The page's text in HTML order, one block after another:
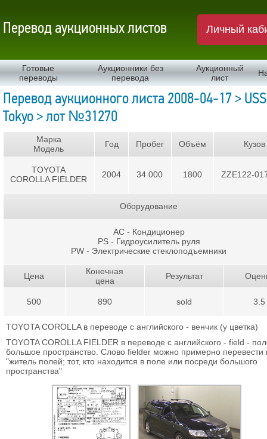
Перевод аукционных листов Личный
Готовые
переводы
Аукционники без
перевода
Аукционный
лист
Перевод аукционного листа 2008-04-17 > USS
Tokyo > лот №31270
Марка
Модель
TOYOTA
COROLLA FIELDER
Год
2004
Пробег
34 000
Объём
1800
Кузов
ZZE122-
Оборудование
AC - Кондиционер
PS - Гидроусилитель руля
PW - Электрические стеклоподъемники
Цена
500
Конечная
цена
890
Результат
sold 3.5
TOYOTA COROLLA в переводе с английского - венчик (у цветка)
TOYOTA COROLLA FIELDER в переводе с английского - field -
большое пространство. Слово fielder можно примерно перевести
"житель полей; тот, кто находится в поле или посреди большого
пространства"